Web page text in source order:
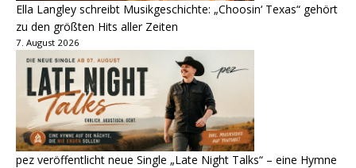
Ella Langley schreibt Musikgeschichte: „Choosin‘ Texas“ gehört
zu den größten Hits aller Zeiten
7. August 2026
pez veröffentlicht neue Single „Late Night Talks“ – eine Hymne